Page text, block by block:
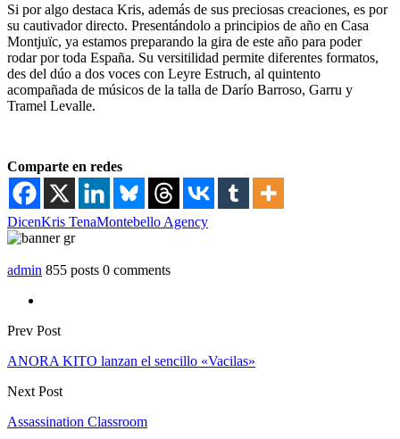
Si por algo destaca Kris, además de sus preciosas creaciones, es por
su cautivador directo. Presentándolo a principios de año en Casa
Montjuïc, ya estamos preparando la gira de este año para poder
rodar por toda España. Su versitilidad permite diferentes formatos,
des del dúo a dos voces con Leyre Estruch, al quintento
acompañada de músicos de la talla de Darío Barroso, Garru y
Tramel Levalle.
Comparte en redes
DicenKris TenaMontebello Agency
admin 855 posts 0 comments
Prev Post
ANORA KITO lanzan el sencillo «Vacilas»
Next Post
Assassination Classroom